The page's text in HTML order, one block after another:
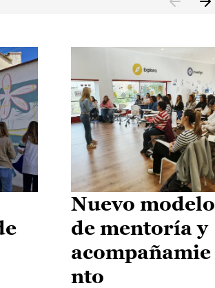
Nuevo modelo
de mentoría y
acompañamie
nto